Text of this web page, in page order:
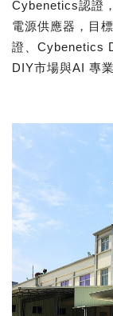
Cybenetics認證
電源供應器，目
證、Cybenetics
DIY市場與AI 專